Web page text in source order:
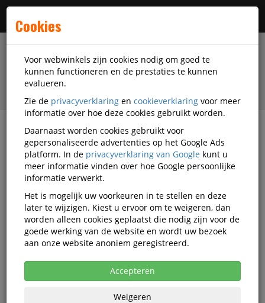
filter
Veiligheidsartikelen Beschermkleding
Beschermkleding
Brandvertragende kleding
Cookies
Voor webwinkels zijn cookies nodig om goed te
kunnen functioneren en de prestaties te kunnen
evalueren.
Zie de privacyverklaring en cookieverklaring voor meer
informatie over hoe deze cookies gebruikt worden.
Daarnaast worden cookies gebruikt voor
gepersonaliseerde advertenties op het Google Ads
platform. In de privacyverklaring van Google kunt u
meer informatie vinden over hoe Google persoonlijke
informatie verwerkt.
Het is mogelijk uw voorkeuren in te stellen en deze
later te wijzigen. Kiest u ervoor om te weigeren, dan
worden alleen cookies geplaatst die nodig zijn voor de
goede werking van de website en wordt uw bezoek
aan onze website anoniem geregistreerd.
Accepteren
Weigeren